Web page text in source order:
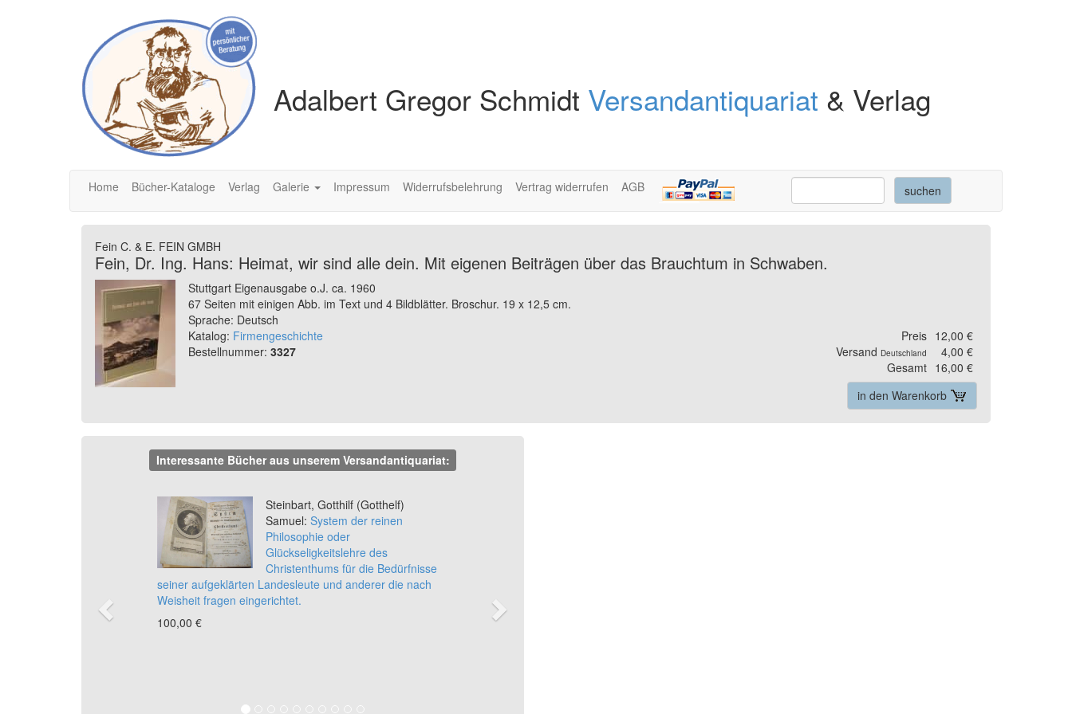
Adalbert Gregor Schmidt Versandantiquariat & Verlag
Home Bücher-Kataloge Verlag Galerie Impressum Widerrufsbelehrung Vertrag widerrufen AGB
Fein C. & E. FEIN GMBH
Fein, Dr. Ing. Hans: Heimat, wir sind alle dein. Mit eigenen Beiträgen über das Brauchtum in Schwaben.
Stuttgart Eigenausgabe o.J. ca. 1960
67 Seiten mit einigen Abb. im Text und 4 Bildblätter. Broschur. 19 x 12,5 cm.
Sprache: Deutsch
Katalog: Firmengeschichte
Bestellnummer: 3327
Preis 12,00 €
Versand Deutschland
4,00 €
Gesamt 16,00 €
in den Warenkorb
Interessante Bücher aus unserem Versandantiquariat:
Steinbart, Gotthilf (Gotthelf)
Samuel: System der reinen
Philosophie oder
Glückseligkeitslehre des
Christenthums für die Bedürfnisse
seiner aufgeklärten Landesleute und anderer die nach
Weisheit fragen eingerichtet.
100,00 €
Previous